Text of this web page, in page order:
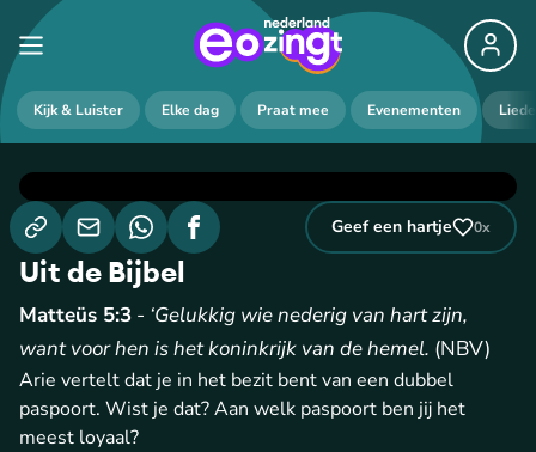
Kijk & Luister Elke dag Praat mee Evenementen
Geef een hartje 0x
Uit de Bijbel
Matteüs 5:3 - ‘Gelukkig wie nederig van hart zijn,
want voor hen is het koninkrijk van de hemel. (NBV)
Arie vertelt dat je in het bezit bent van een dubbel
paspoort. Wist je dat? Aan welk paspoort ben jij het
meest loyaal?